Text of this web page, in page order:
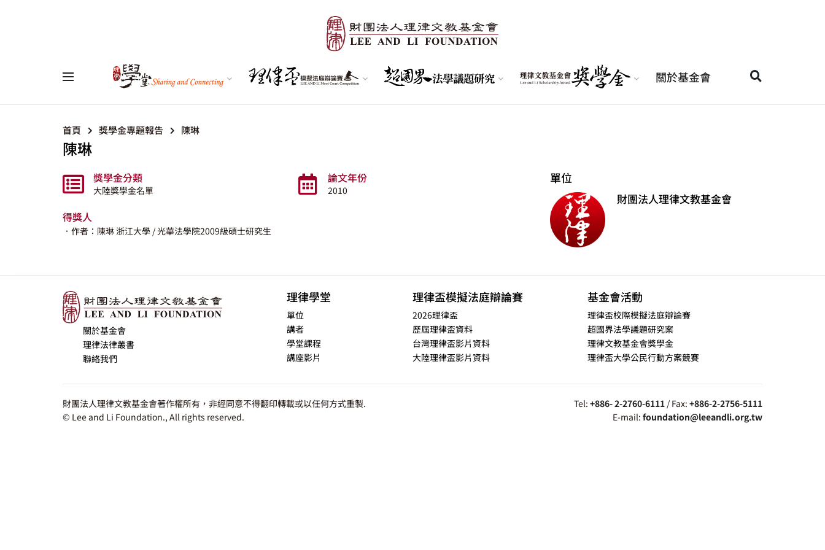
關於基金會
首頁 獎學金專題報告 陳琳
陳琳
獎學金分類
大陸獎學金名單
論文年份
2010
得獎人
．作者：陳琳浙江大學 / 光華法學院2009級碩士研究生
單位
財團法人理律文教基金會
關於基金會
理律法律叢書
聯絡我們
理律學堂
單位
講者
學堂課程
講座影片
理律盃模擬法庭辯論賽
2026理律盃
歷屆理律盃資料
台灣理律盃影片資料
大陸理律盃影片資料
基金會活動
理律盃校際模擬法庭辯論賽
超國界法學議題研究案
理律文教基金會獎學金
理律盃大學公民行動方案競賽
財團法人理律文教基金會著作權所有，非經同意不得翻印轉載或以任何方式重製.
© Lee and Li Foundation., All rights reserved.
Tel: +886- 2-2760-6111 / Fax: +886-2-2756-5111
E-mail: foundation@leeandli.org.tw